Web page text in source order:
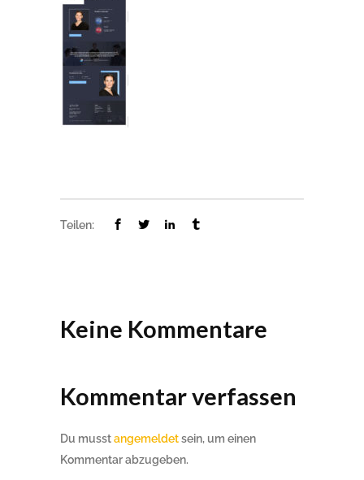
Teilen:
Keine Kommentare
Kommentar verfassen
Du musstangemeldetsein, um einen
Kommentar abzugeben.